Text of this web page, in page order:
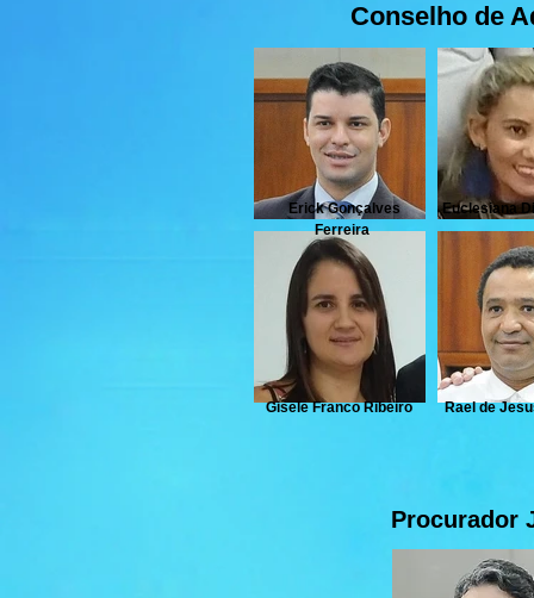
Conselho de
Erick Gonçalves
Ferreira
Euclesiana
Gisele Franco Ribeiro Rael de
Procurador